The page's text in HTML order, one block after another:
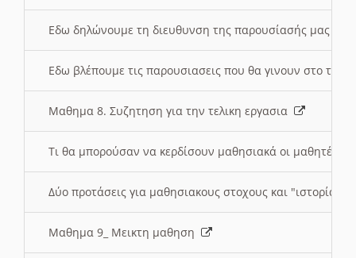
Εδω δηλώνουμε τη διευθυνση της παρουσίασής μας
Εδω βλέπουμε τις παρουσιασεις που θα γινουν στο
Μαθημα 8. Συζητηση για την τελικη εργασια
Τι θα μπορούσαν να κερδίσουν μαθησιακά οι μαθητές/
Δύο προτάσεις για μαθησιακους στοχους και "ιστορία"
Μαθημα 9_ Μεικτη μαθηση